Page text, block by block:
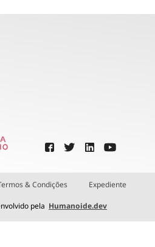
& Condições Expediente
pela Humanoide.dev